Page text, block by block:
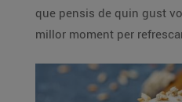
que pensis de quin gust
millor moment per